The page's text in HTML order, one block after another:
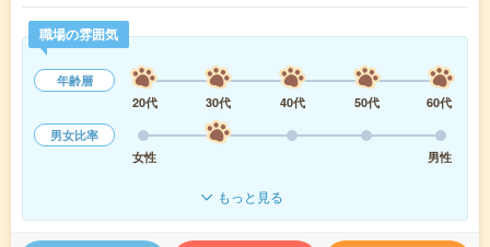
職場の雰囲気
年齢層
20代
30代 40代 50代
60代
男女比率
女性
男性
もっと見る